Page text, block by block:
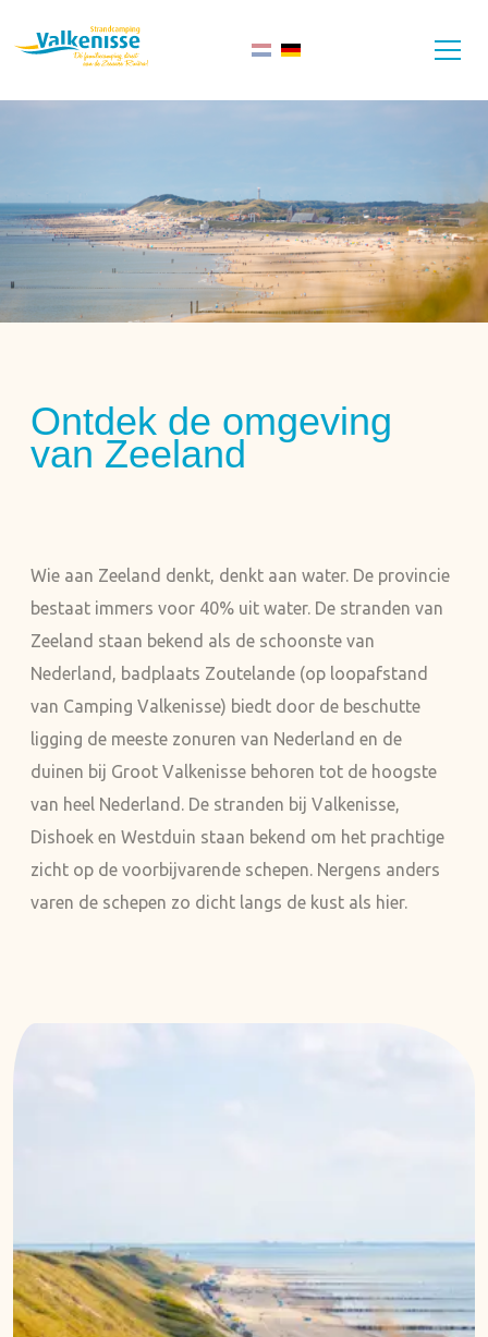
Ontdek de omgeving
van Zeeland
Wie aan Zeeland denkt, denkt aan water. De provincie
bestaat immers voor 40% uit water. De stranden van
Zeeland staan bekend als de schoonste van
Nederland, badplaats Zoutelande (op loopafstand
van Camping Valkenisse) biedt door de beschutte
ligging de meeste zonuren van Nederland en de
duinen bij Groot Valkenisse behoren tot de hoogste
van heel Nederland. De stranden bij Valkenisse,
Dishoek en Westduin staan bekend om het prachtige
zicht op de voorbijvarende schepen. Nergens anders
varen de schepen zo dicht langs de kust als hier.